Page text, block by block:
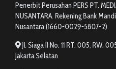
Penerbit Perusahan PERS PT.
NUSANTARA. Rekening Bank
Nusantara (1660-0029-5807-2)
Jl. Siaga II No. 11 RT. 005, RW.
Jakarta Selatan